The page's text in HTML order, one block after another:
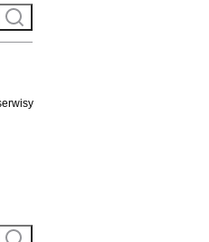
Szukaj
Szukaj